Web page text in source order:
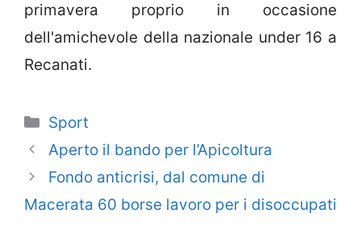
primavera proprio in occasione
dell'amichevole della nazionale under 16 a
Recanati.
Categorie
Sport
Aperto il bando per l’Apicoltura
Fondo anticrisi, dal comune di
Macerata 60 borse lavoro per i disoccupati